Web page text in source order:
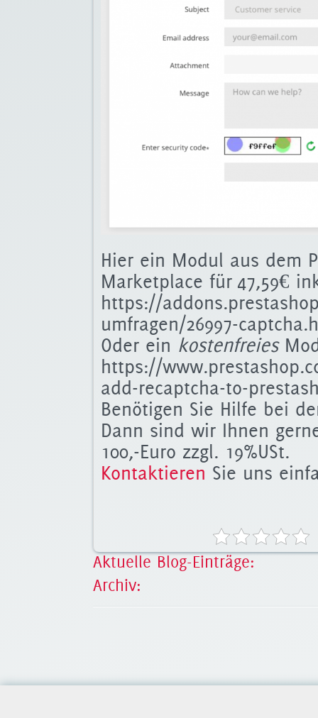
Hier ein Modul aus dem
Marketplace für 47,59€ i
https://
umfragen/26997-
Oder ein kostenfreies
https://
add-recaptcha-to-
Benötigen Sie Hilfe bei
Dann sind wir Ihnen
100,-Euro zzgl. 19%USt.
Kontaktieren Sie uns
Aktuelle Blog-Einträge:
Archiv: